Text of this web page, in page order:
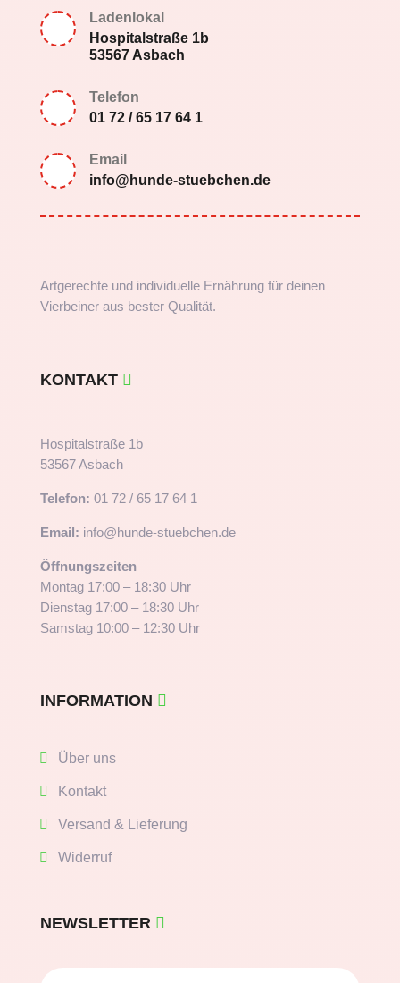
Ladenlokal
Hospitalstraße 1b
53567 Asbach
Telefon
01 72 / 65 17 64 1
Email
info@hunde-stuebchen.de
Artgerechte und individuelle Ernährung für deinen
Vierbeiner aus bester Qualität.
KONTAKT
Hospitalstraße 1b
53567 Asbach
Telefon: 01 72 / 65 17 64 1
Email: info@hunde-stuebchen.de
Öffnungszeiten
Montag 17:00 – 18:30 Uhr
Dienstag 17:00 – 18:30 Uhr
Samstag 10:00 – 12:30 Uhr
INFORMATION
Über uns
Kontakt
Versand & Lieferung
Widerruf
NEWSLETTER